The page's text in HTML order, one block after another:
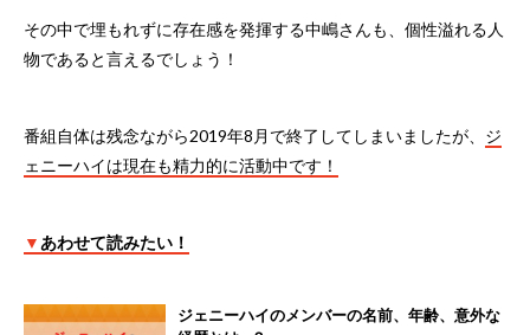
その中で埋もれずに存在感を発揮する中嶋さんも、個性溢れる人
物であると言えるでしょう！
番組自体は残念ながら2019年8月で終了してしまいましたが、 ジ
ェニーハイは現在も精力的に活動中です！
▼ あわせて読みたい！
ジェニーハイのメンバーの名前、年齢、意外な